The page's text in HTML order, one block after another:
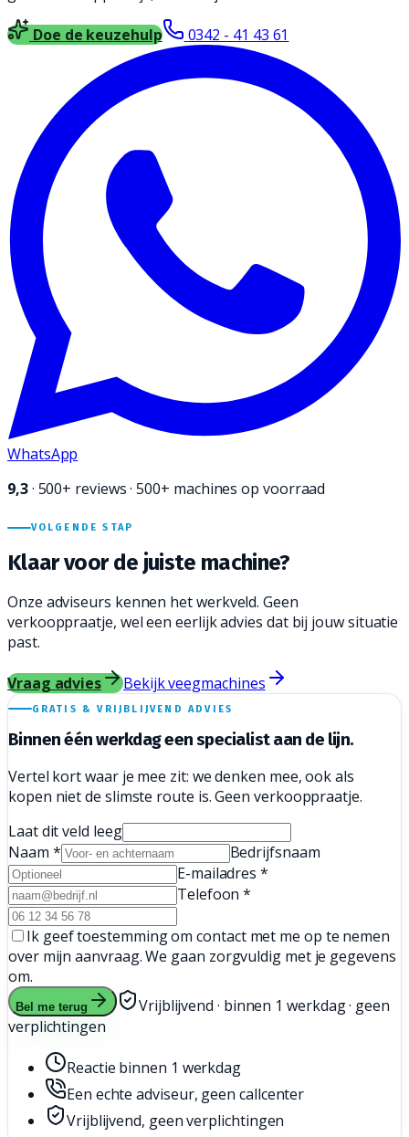
Doe de keuzehulp 0342 - 41 43 61
WhatsApp
9,3· 500+ reviews · 500+ machines op voorraad
VOLGENDE STAP
Klaar voor de juiste machine?
Onze adviseurs kennen het werkveld. Geen
verkooppraatje, wel een eerlijk advies dat bij jouw situatie
past.
Vraag advies Bekijk veegmachines
GRATIS & VRIJBLIJVEND ADVIES
Binnen één werkdag eenspecialist aan de lijn.
Vertel kort waar je mee zit: we denken mee, ook als
kopen niet de slimste route is. Geen verkooppraatje.
Laat dit veld leeg
Naam *
Bedrijfsnaam
E-mailadres *
Telefoon *
Ik geef toestemming om contact met me op te nemen
over mijn aanvraag. We gaan zorgvuldig met je gegevens
om.
Bel me terug
Vrijblijvend · binnen 1 werkdag · geen
verplichtingen
Reactie binnen 1 werkdag
Een echte adviseur, geen callcenter
Vrijblijvend, geen verplichtingen